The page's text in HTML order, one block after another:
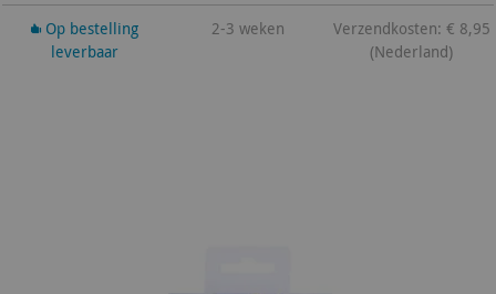
Op bestelling
leverbaar
2-3 weken
Verzendkosten: € 8,95
(Nederland)